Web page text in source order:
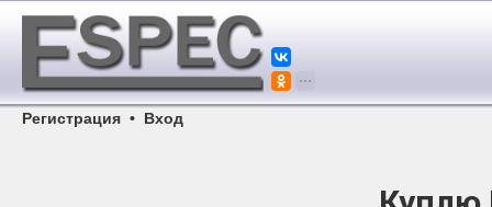
Регистрация • Вход